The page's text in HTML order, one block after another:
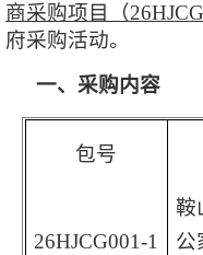
商采购项目（
府采购活动。
一、采购内容
包号
26HJCG001-1
鞍
公